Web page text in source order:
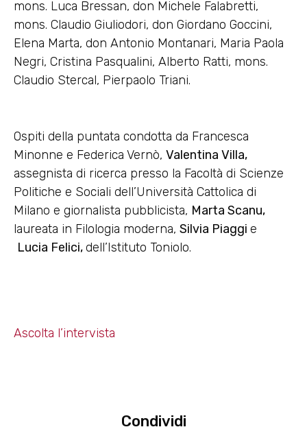
mons. Luca Bressan, don Michele Falabretti,
mons. Claudio Giuliodori, don Giordano Goccini,
Elena Marta, don Antonio Montanari, Maria Paola
Negri, Cristina Pasqualini, Alberto Ratti, mons.
Claudio Stercal, Pierpaolo Triani.
Ospiti della puntata condotta da Francesca
Minonne e Federica Vernò, Valentina Villa,
assegnista di ricerca presso la Facoltà di Scienze
Politiche e Sociali dell’Università Cattolica di
Milano e giornalista pubblicista, Marta Scanu,
laureata in Filologia moderna, Silvia Piaggi e
Lucia Felici,dell’Istituto Toniolo.
Ascolta l’intervista
Condividi